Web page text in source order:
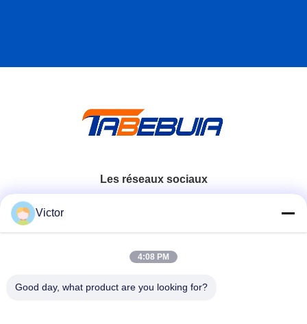
Les réseaux sociaux
86--18062514745
Victor
4:08 PM
Good day, what product are you looking for?